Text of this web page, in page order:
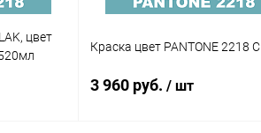
цвет
Краска цвет PANTONE 2218 C
3 960 руб. / шт